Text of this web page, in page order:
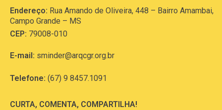
Endereço: Rua Amando de Oliveira, 448 – Bairro Amambai,
Campo Grande – MS
CEP: 79008-010
E-mail: sminder@arqcgr.org.br
Telefone: (67) 9 8457.1091
CURTA, COMENTA, COMPARTILHA!